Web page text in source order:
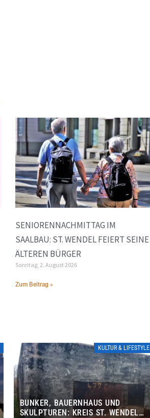
SENIORENNACHMITTAG IM
SAALBAU: ST. WENDEL FEIERT SEINE
ÄLTEREN BÜRGER
Sonntag, 2. August 2026
Zum Beitrag »
KULTUR & LIFESTYLE
BUNKER, BAUERNHAUS UND
SKULPTUREN: KREIS ST. WENDEL